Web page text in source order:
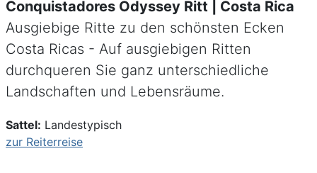
Conquistadores Odyssey Ritt | Costa Rica
Ausgiebige Ritte zu den schönsten Ecken
Costa Ricas - Auf ausgiebigen Ritten
durchqueren Sie ganz unterschiedliche
Landschaften und Lebensräume.
Sattel: Landestypisch
zur Reiterreise